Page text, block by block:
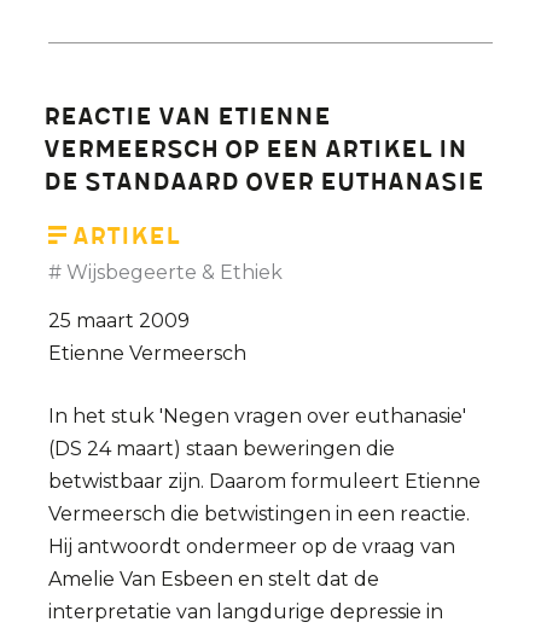
Reactie van Etienne
Vermeersch op een artikel in
De Standaard over euthanasie
Artikel
Wijsbegeerte & Ethiek
25 maart 2009
Etienne Vermeersch
In het stuk 'Negen vragen over euthanasie'
(DS 24 maart) staan beweringen die
betwistbaar zijn. Daarom formuleert Etienne
Vermeersch die betwistingen in een reactie.
Hij antwoordt ondermeer op de vraag van
Amelie Van Esbeen en stelt dat de
interpretatie van langdurige depressie in